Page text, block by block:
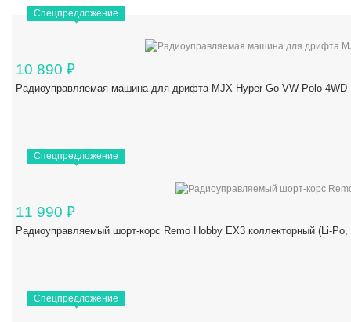
Спецпредложение
10 890 ₽
Радиоуправляемая машина для дрифта MJX Hyper Go VW Polo
Спецпредложение
11 990 ₽
Радиоуправляемый шорт-корс Remo Hobby EX3 коллекторный (Li-
Спецпредложение